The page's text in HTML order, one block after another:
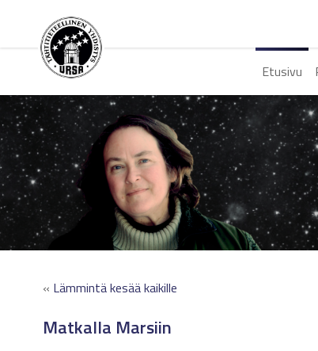
Etusivu
« Lämmintä kesää kaikille
Matkalla Marsiin